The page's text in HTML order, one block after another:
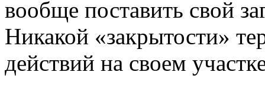
вообще поставить свой
Никакой «закрытости»
действий на своем